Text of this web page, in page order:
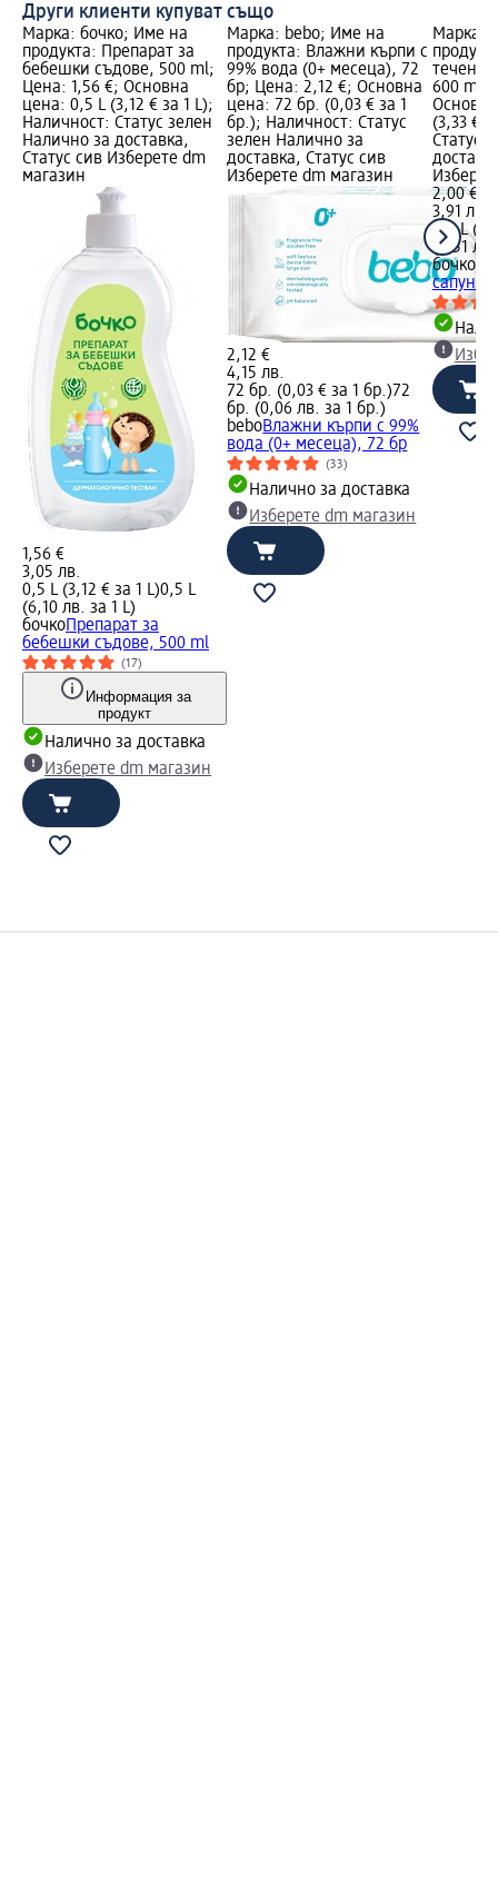
Други клиенти купуват също
Марка: бочко; Име на
продукта: Препарат за
бебешки съдове, 500 ml;
Цена: 1,56 €; Основна
цена: 0,5 L (3,12 € за 1 L);
Наличност: Статус зелен
Налично за доставка,
Статус сив Изберете dm
магазин
1,56 €
3,05 лв.
0,5 L (3,12 € за 1 L)0,5 L
(6,10 лв. за 1 L)
бочко Препарат за
бебешки съдове, 500 ml
(17)
Информация за
продукт
Налично за доставка
Изберете dm магазин
Марка: bebo; Име на
продукта: Влажни кърпи с
99% вода (0+ месеца), 72
бр; Цена: 2,12 €; Основна
цена: 72 бр. (0,03 € за 1
бр.); Наличност: Статус
зелен Налично за
доставка, Статус сив
Изберете dm магазин
2,12 €
4,15 лв.
72 бр. (0,03 € за 1 бр.)72
бр. (0,06 лв. за 1 бр.)
beboВлажни кърпи с 99%
вода (0+ месеца), 72 бр
(33)
Налично за доставка
Изберете dm магазин
Марка:
течен
600 ml;
(3,33 €
Статус
2,00 €
3,91 лв.
0,6 L
(6,51 лв.
бочко
сапун